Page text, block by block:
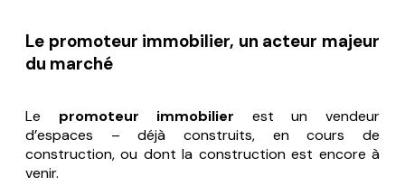
Le promoteur immobilier, un acteur majeur
du marché
Le promoteur immobilier est un vendeur
d’espaces – déjà construits, en cours de
construction, ou dont la construction est encore à
venir.